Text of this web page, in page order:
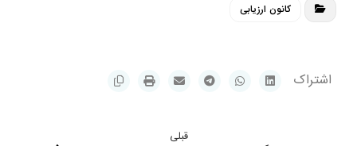
کانون ارزیابی
قبلی